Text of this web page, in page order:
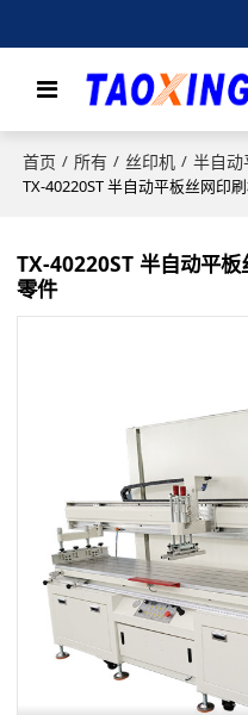
首页 / 所有 / 丝印机 / 半自
TX-40220ST 半自动平板丝网印
TX-40220ST 半自动平
零件